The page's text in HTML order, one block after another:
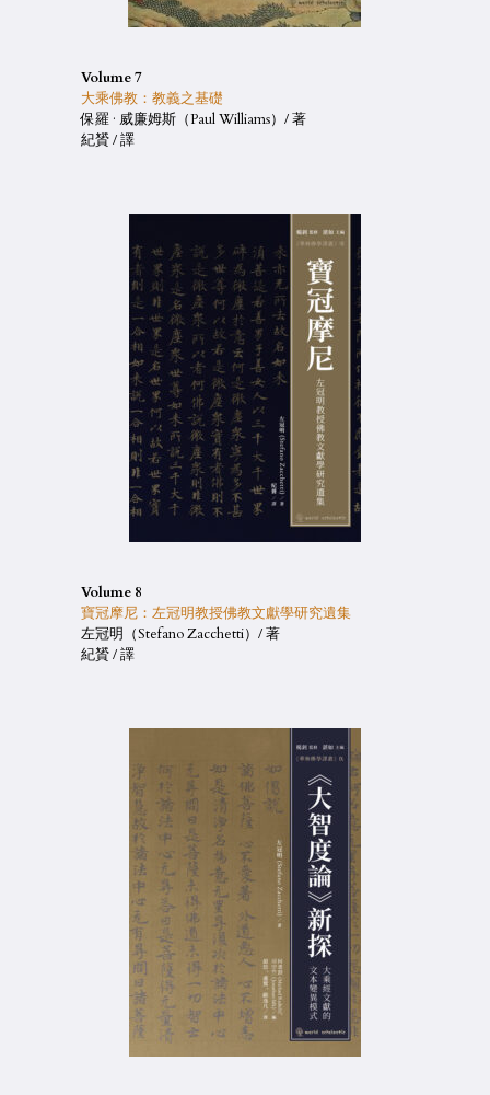
Volume 7
大乘佛教：教義之基礎
保羅 · 威廉姆斯（Paul Williams）/ 著
紀贇 / 譯
Volume 8
寶冠摩尼：左冠明教授佛教文獻學研究遺集
左冠明（Stefano Zacchetti）/ 著
紀贇 / 譯